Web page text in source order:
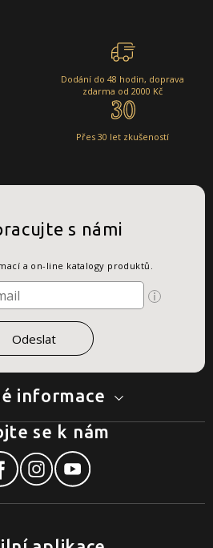
Dodání do 48 hodin, doprava
zdarma od 2000 Kč
Přes 30 let zkušeností
informace
s námi
a on-line katalogy produktů.
se k nám